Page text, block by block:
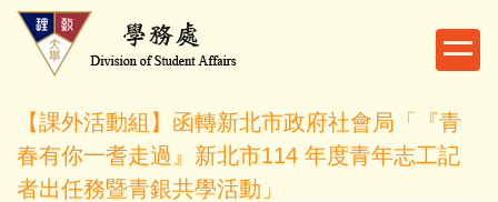
跳
容
區
【課外活動組】函轉新北市政府社會局「『青
春有你一耆走過』新北市114 年度青年志工記
者出任務暨青銀共學活動」